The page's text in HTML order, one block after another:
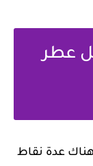
عطر
عدة نقاط